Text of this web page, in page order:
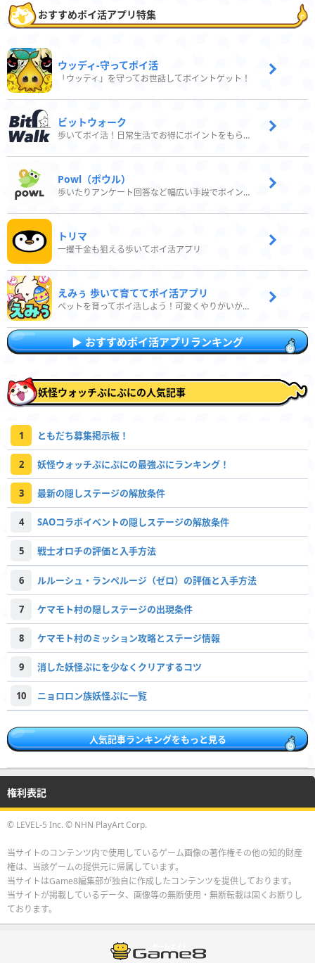
おすすめポイ活アプリ特集
ウッディ‐守ってポイ活
「ウッディ」を守ってお世話してポイントゲット！
ビットウォーク
歩いてポイ活！日常生活でお得にポイントをもらおう
Powl（ポウル）
歩いたりアンケート回答など幅広い手段でポイントをゲット
トリマ
一攫千金も狙える歩いてポイ活アプリ
えみぅ 歩いて育ててポイ活アプリ
ペットを育ってポイ活しよう！可愛くやりがいがある新感覚アプリ
おすすめポイ活アプリランキング
妖怪ウォッチぷにぷにの人気記事
1 ともだち募集掲示板！
2 妖怪ウォッチぷにぷにの最強ぷにランキング！
3 最新の隠しステージの解放条件
4 SAOコラボイベントの隠しステージの解放条件
5 戦士オロチの評価と入手方法
6 ルルーシュ・ランペルージ（ゼロ）の評価と入手方法
7 ケマモト村の隠しステージの出現条件
8 ケマモト村のミッション攻略とステージ情報
9 消した妖怪ぷにを少なくクリアするコツ
10 ニョロロン族妖怪ぷに一覧
人気記事ランキングをもっと見る
権利表記
© LEVEL-5 Inc. © NHN PlayArt Corp.
当サイトのコンテンツ内で使用しているゲーム画像の著作権その他の知的財産
権は、当該ゲームの提供元に帰属しています。
当サイトはGame8編集部が独自に作成したコンテンツを提供しております。
当サイトが掲載しているデータ、画像等の無断使用・無断転載は固くお断りし
ております。